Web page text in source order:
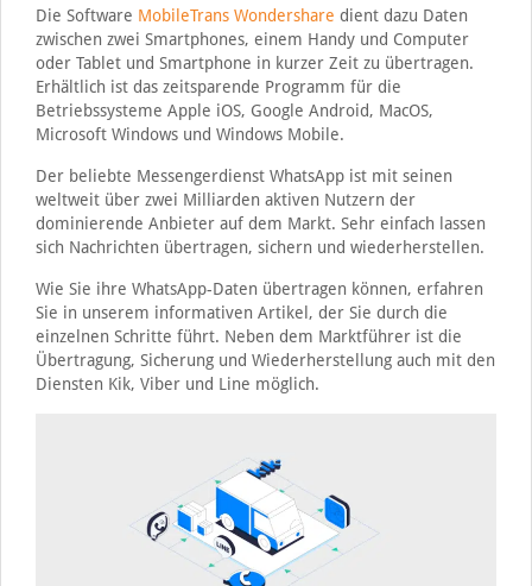
Die Software MobileTrans Wondershare dient dazu Daten
zwischen zwei Smartphones, einem Handy und Computer
oder Tablet und Smartphone in kurzer Zeit zu übertragen.
Erhältlich ist das zeitsparende Programm für die
Betriebssysteme Apple iOS, Google Android, MacOS,
Microsoft Windows und Windows Mobile.
Der beliebte Messengerdienst WhatsApp ist mit seinen
weltweit über zwei Milliarden aktiven Nutzern der
dominierende Anbieter auf dem Markt. Sehr einfach lassen
sich Nachrichten übertragen, sichern und wiederherstellen.
Wie Sie ihre WhatsApp-Daten übertragen können, erfahren
Sie in unserem informativen Artikel, der Sie durch die
einzelnen Schritte führt. Neben dem Marktführer ist die
Übertragung, Sicherung und Wiederherstellung auch mit den
Diensten Kik, Viber und Line möglich.